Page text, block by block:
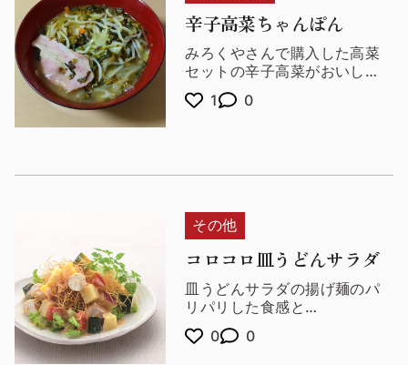
辛子高菜ちゃんぽん
みろくやさんで購入した高菜
セットの辛子高菜がおいし
かったのでちゃんぽんと合う
のでは？と冷蔵庫の余り物で
お肉だけで簡単にできるので
大筋の作り方を変更していな
い簡単なアレンジちゃんぽん
になりますので簡潔に。
1 0
その他
コロコロ皿うどんサラダ
皿うどんサラダの揚げ麺のパ
リパリした食感と
コロコロ可愛らしい鶏ささみ
やじゃがいもが食欲をそそり
0 0